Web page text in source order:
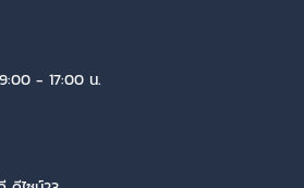
- 17:00 น.